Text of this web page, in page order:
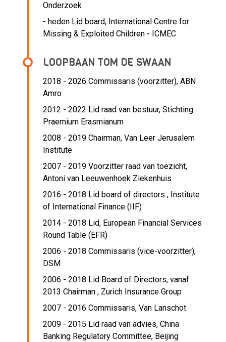
Onderzoek
- heden Lid board, International Centre for
Missing & Exploited Children - ICMEC
LOOPBAAN TOM DE SWAAN
2018 - 2026 Commissaris (voorzitter), ABN
Amro
2012 - 2022 Lid raad van bestuur, Stichting
Praemium Erasmianum
2008 - 2019 Chairman, Van Leer Jerusalem
Institute
2007 - 2019 Voorzitter raad van toezicht,
Antoni van Leeuwenhoek Ziekenhuis
2016 - 2018 Lid board of directors , Institute
of International Finance (IIF)
2014 - 2018 Lid, European Financial Services
Round Table (EFR)
2006 - 2018 Commissaris (vice-voorzitter),
DSM
2006 - 2018 Lid Board of Directors, vanaf
2013 Chairman , Zurich Insurance Group
2007 - 2016 Commissaris, Van Lanschot
2009 - 2015 Lid raad van advies, China
Banking Regulatory Committee, Beijing